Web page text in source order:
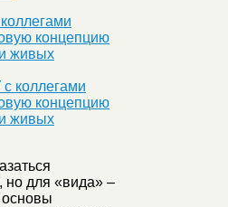
концепцию
живых
но для «вида» –